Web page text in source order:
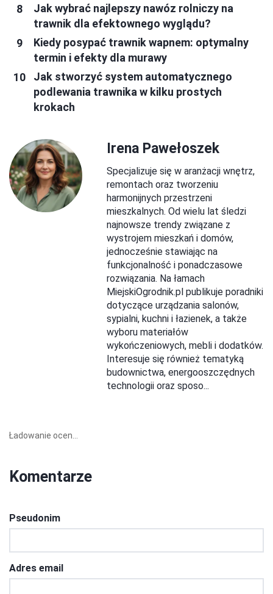
Jak wybrać najlepszy nawóz rolniczy na
trawnik dla efektownego wyglądu?
Kiedy posypać trawnik wapnem: optymalny
termin i efekty dla murawy
Jak stworzyć system automatycznego
podlewania trawnika w kilku prostych
krokach
Irena Pawełoszek
Specjalizuje się w aranżacji wnętrz,
remontach oraz tworzeniu
harmonijnych przestrzeni
mieszkalnych. Od wielu lat śledzi
najnowsze trendy związane z
wystrojem mieszkań i domów,
jednocześnie stawiając na
funkcjonalność i ponadczasowe
rozwiązania. Na łamach
MiejskiOgrodnik.pl publikuje poradniki
dotyczące urządzania salonów,
sypialni, kuchni i łazienek, a także
wyboru materiałów
wykończeniowych, mebli i dodatków.
Interesuje się również tematyką
budownictwa, energooszczędnych
technologii oraz sposo...
Ładowanie ocen...
Komentarze
Pseudonim
Adres email